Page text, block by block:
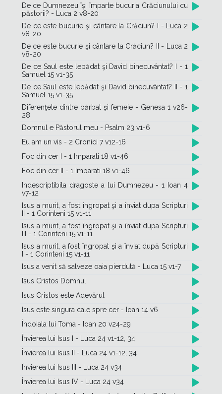
De ce Dumnezeu îşi împarte bucuria Crăciunului cu
păstorii? - Luca 2 v8-20
De ce este bucurie şi cântare la Crăciun? I - Luca 2
v8-20
De ce este bucurie şi cântare la Crăciun? II - Luca 2
v8-20
De ce Saul este lepădat şi David binecuvântat? I - 1
Samuel 15 v1-35
De ce Saul este lepădat şi David binecuvântat? II - 1
Samuel 15 v1-35
Diferenţele dintre bărbat şi femeie - Genesa 1 v26-
28
Domnul e Păstorul meu - Psalm 23 v1-6
Eu am un vis - 2 Cronici 7 v12-16
Foc din cer I - 1 Imparati 18 v1-46
Foc din cer II - 1 Imparati 18 v1-46
Indescriptibila dragoste a lui Dumnezeu - 1 Ioan 4
v7-12
Isus a murit, a fost îngropat şi a înviat dupa Scripturi
II - 1 Corinteni 15 v1-11
Isus a murit, a fost îngropat şi a înviat dupa Scripturi
III - 1 Corinteni 15 v1-11
Isus a murit, a fost îngropat şi a înviat după Scripturi
I - 1 Corinteni 15 v1-11
Isus a venit să salveze oaia pierdută - Luca 15 v1-7
Isus Cristos Domnul
Isus Cristos este Adevărul
Isus este singura cale spre cer - Ioan 14 v6
Îndoiala lui Toma - Ioan 20 v24-29
Învierea lui Isus I - Luca 24 v1-12, 34
Învierea lui Isus II - Luca 24 v1-12, 34
Învierea lui Isus III - Luca 24 v34
Învierea lui Isus IV - Luca 24 v34